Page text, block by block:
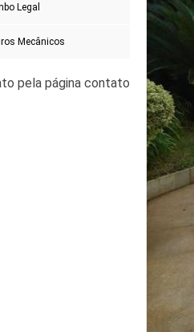
Legal
Mecânicos